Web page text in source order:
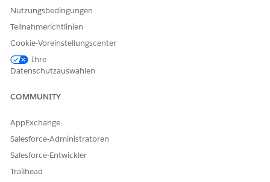
Geben Sie uns Feedback, damit wir uns verbessern können.
Nutzungsbedingungen
Teilnahmerichtlinien
Cookie-Voreinstellungscenter
Ihre
Datenschutzauswahlen
COMMUNITY
AppExchange
Salesforce-Administratoren
Salesforce-Entwickler
Trailhead